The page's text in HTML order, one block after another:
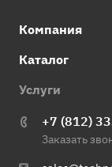
Компания
Каталог
Услуги
+7 (812)
Заказать